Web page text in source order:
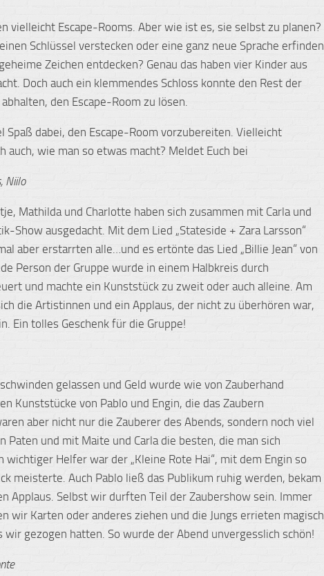
vielleicht Escape-Rooms. Aber wie ist es, sie selbst zu planen?
Schlüssel verstecken oder eine ganz neue Sprache erfinden
Zeichen entdecken? Genau das haben vier Kinder aus
Doch auch ein klemmendes Schloss konnte den Rest der
den Escape-Room zu lösen.
Spaß dabei, den Escape-Room vorzubereiten. Vielleicht
auch, wie man so etwas macht? Meldet Euch bei
Niilo
Mathilda und Charlotte haben sich zusammen mit Carla und
Show ausgedacht. Mit dem Lied „Stateside + Zara Larsson“
aber erstarrten alle…und es ertönte das Lied „Billie Jean“ von
Person der Gruppe wurde in einem Halbkreis durch
und machte ein Kunststück zu zweit oder auch alleine. Am
die Artistinnen und ein Applaus, der nicht zu überhören war,
Ein tolles Geschenk für die Gruppe!
gelassen und Geld wurde wie von Zauberhand
Kunststücke von Pablo und Engin, die das Zaubern
aber nicht nur die Zauberer des Abends, sondern noch viel
Paten und mit Maite und Carla die besten, die man sich
wichtiger Helfer war der „Kleine Rote Hai“, mit dem Engin so
meisterte. Auch Pablo ließ das Publikum ruhig werden, bekam
Applaus. Selbst wir durften Teil der Zaubershow sein. Immer
wir Karten oder anderes ziehen und die Jungs errieten magisch
gezogen hatten. So wurde der Abend unvergesslich schön!